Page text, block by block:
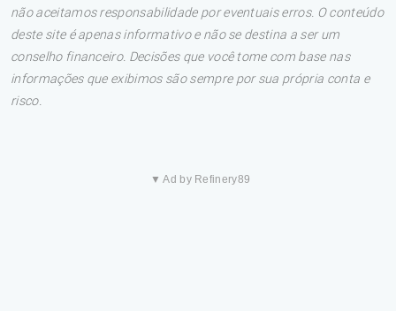
não aceitamos responsabilidade por eventuais erros. O conteúdo
deste site é apenas informativo e não se destina a ser um
conselho financeiro. Decisões que você tome com base nas
informações que exibimos são sempre por sua própria conta e
risco.
▼ Ad by Refinery89